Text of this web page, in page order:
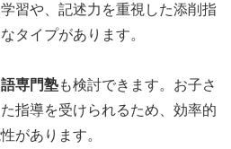
習や、記述力を重視した添削指
タイプがあります。
語専門塾も検討できます。お子さ
指導を受けられるため、効率的
があります。